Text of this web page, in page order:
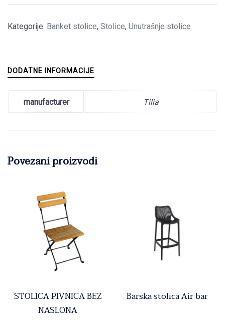
Kategorije: Banket stolice, Stolice, Unutrašnje stolice
DODATNE INFORMACIJE
manufacturer Tilia
Povezani proizvodi
STOLICA PIVNICA BEZ
NASLONA
Barska stolica Air bar